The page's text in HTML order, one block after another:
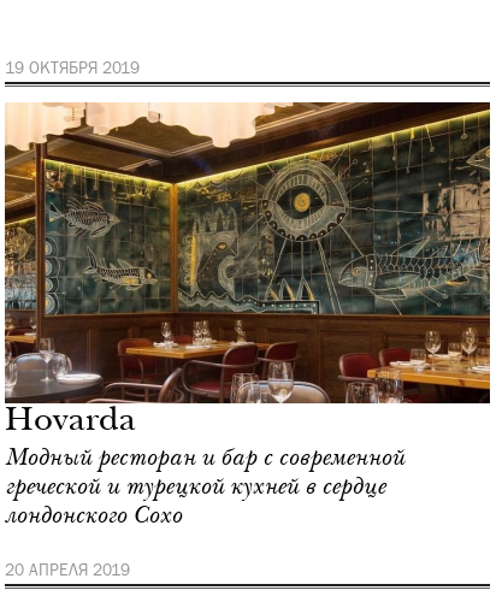
19 ОКТЯБРЯ 2019
Hovarda
Модный ресторан и бар с современной
греческой и турецкой кухней в сердце
лондонского Сохо
20 АПРЕЛЯ 2019